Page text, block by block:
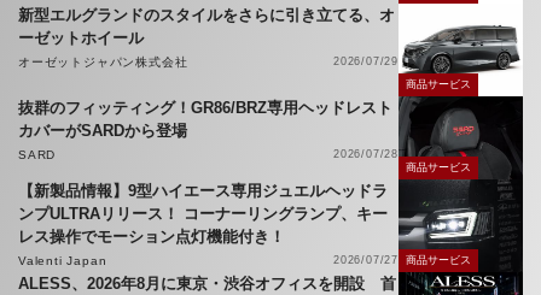
新型エルグランドのスタイルをさらに引き立てる、オ
ーゼットホイール
オーゼットジャパン株式会社
2026/07/29
商品サービス
抜群のフィッティング！GR86/BRZ専用ヘッドレスト
カバーがSARDから登場
SARD
2026/07/28
商品サービス
【新製品情報】9型ハイエース専用ジュエルヘッドラ
ンプULTRAリリース！ コーナーリングランプ、キー
レス操作でモーション点灯機能付き！
Valenti Japan 2026/07/27 商品サービス
ALESS、2026年8月に東京・渋谷オフィスを開設 首